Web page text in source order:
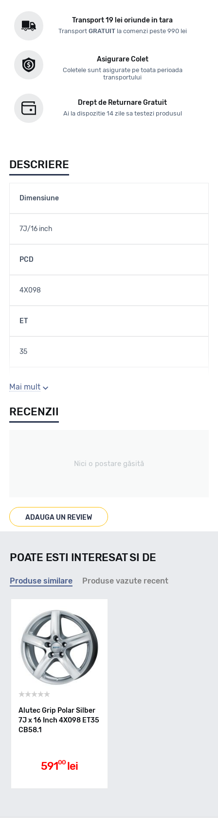
Transport 19 lei oriunde in tara
Transport GRATUITla comenzi peste 990 lei
Asigurare Colet
Coletele sunt asigurate pe toata perioada
transportului
Drept de Returnare Gratuit
Ai la dispozitie 14 zile sa testezi produsul
DESCRIERE
Dimensiune
7J/16 inch
PCD
4X098
ET
35
Gaura centrala
58.1
Se poate cumpara doar la set de 4 buc! Kit montaj GRATUIT
in caz ca este nevoie!
Mai mult
RECENZII
Nici o postare găsită
ADAUGA UN REVIEW
POATE ESTI INTERESAT SI DE
Produse similare Produse vazute recent
Alutec Grip Polar Silber
7J x 16 Inch 4X098 ET35
CB58.1
59100 lei